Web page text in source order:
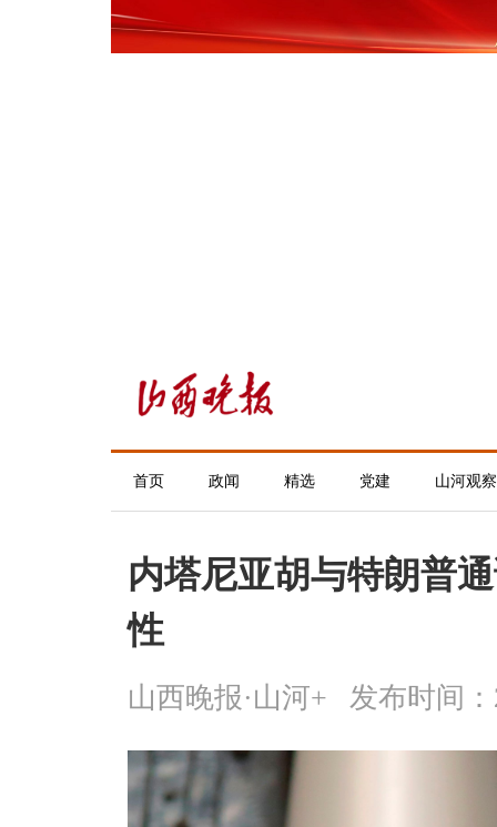
首页 政闻 精选 党建 山河观察
内塔尼亚胡与特朗普
性
山西晚报·山河+ 发布时间：